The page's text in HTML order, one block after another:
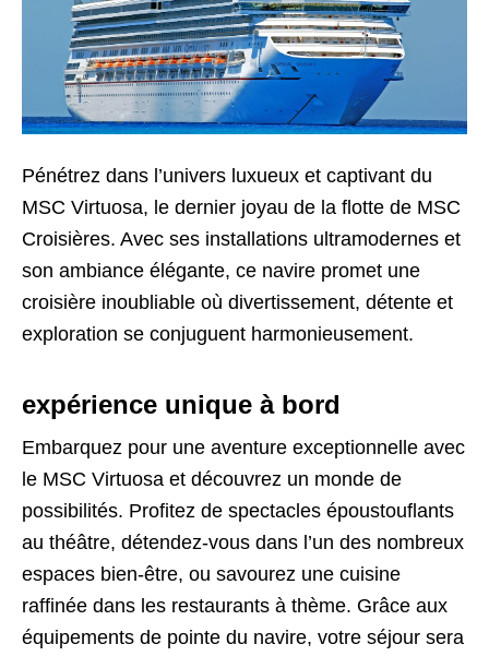
Pénétrez dans l’univers luxueux et captivant du
MSC Virtuosa, le dernier joyau de la flotte de MSC
Croisières. Avec ses installations ultramodernes et
son ambiance élégante, ce navire promet une
croisière inoubliable où divertissement, détente et
exploration se conjuguent harmonieusement.
expérience unique à bord
Embarquez pour une aventure exceptionnelle avec
le MSC Virtuosa et découvrez un monde de
possibilités. Profitez de spectacles époustouflants
au théâtre, détendez-vous dans l’un des nombreux
espaces bien-être, ou savourez une cuisine
raffinée dans les restaurants à thème. Grâce aux
équipements de pointe du navire, votre séjour sera